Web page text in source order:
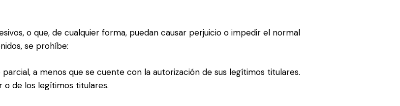
o que, de cualquier forma, puedan causar perjuicio o impedir el normal
se prohíbe:
a menos que se cuente con la autorización de sus legítimos titulares.
o de los legítimos titulares.